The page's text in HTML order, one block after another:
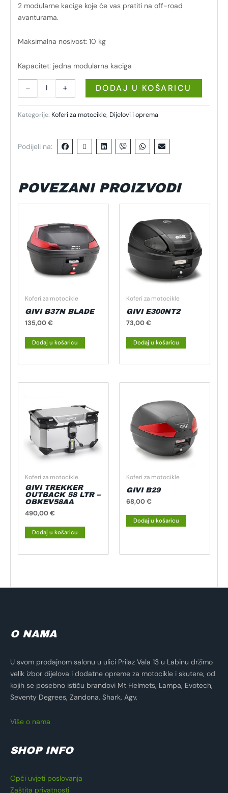
2 modularne kacige koje će vas pratiti na off-road
avanturama.
Maksimalna nosivost: 10 kg
Kapacitet: jedna modularna kaciga
- + DODAJ U KOŠARICU
Kategorije: Koferi za motocikle, Dijelovi i oprema
Podijeli na:
POVEZANI PROIZVODI
Koferi za motocikle
GIVI B37N BLADE
135,00€
Dodaj u košaricu
Koferi za motocikle
GIVI E300NT2
73,00€
Dodaj u košaricu
Koferi za motocikle
GIVI TREKKER
OUTBACK 58 LTR –
OBKEV58AA
490,00€
Dodaj u košaricu
Koferi za motocikle
GIVI B29
68,00€
Dodaj u košaricu
O NAMA
U svom prodajnom salonu u ulici Prilaz Vala 13 u Labinu držimo
velik izbor dijelova i dodatne opreme za motocikle i skutere, od
kojih se posebno ističu brandovi Mt Helmets, Lampa, Evotech,
Seventy Degrees, Zandona, Shark, Agv.
Više o nama
SHOP INFO
Opći uvjeti poslovanja
Zaštita privatnosti